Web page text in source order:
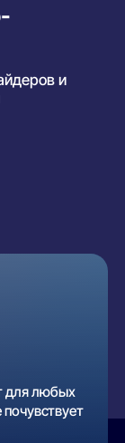
и
для любых